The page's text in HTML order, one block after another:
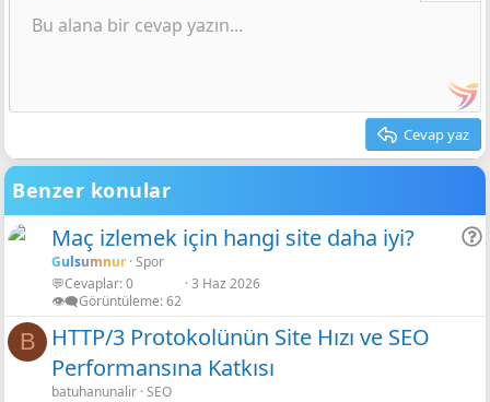
Başlık 2
22 Gölgeli Mavi
Gölgeli Gül Rengi
Gölgeli Siyah
Gölgeli Yeşil limon
Shadow neon
Satır içi kod
Hide x
Spoyler
Yatay çizgi ekle
Kod
Biçimlendirmeyi kaldır
Hide x
Spoyler
Bu alana bir cevap yazın...
Cevap yaz
Benzer konular
Maç izlemek için hangi site daha iyi?
Gulsumnur Spor
💬Cevaplar 0
👁️‍🗨️Görüntüleme 62
3 Haz 2026
B
HTTP/3 Protokolünün Site Hızı ve SEO
Performansına Katkısı
batuhanunalir SEO